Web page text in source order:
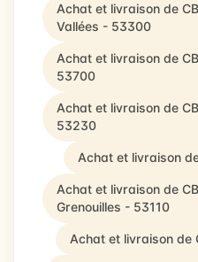
Achat et livraison de
Vallées - 53300
Achat et livraison de
53700
Achat et livraison de
53230
Achat et livraison
Achat et livraison de
Grenouilles - 53110
Achat et livraison de